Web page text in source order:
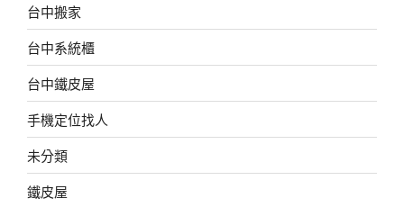
台中搬家
台中系統櫃
台中鐵皮屋
手機定位找人
未分類
鐵皮屋